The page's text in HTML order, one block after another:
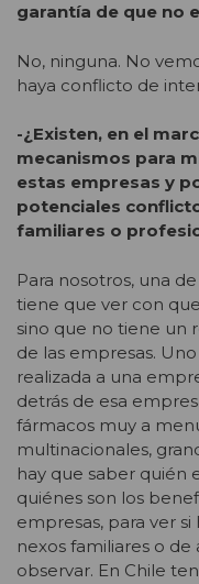
garantía de que no
No, ninguna. No
haya conflicto de
-¿Existen, en el
mecanismos para
estas empresas y
potenciales
familiares o
Para nosotros, una
tiene que ver con
sino que no tiene un
de las empresas.
realizada a una
detrás de esa
fármacos muy a
multinacionales,
hay que saber quién
quiénes son los
empresas, para ver
nexos familiares o
observar. En Chile